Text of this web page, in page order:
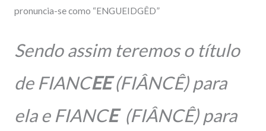
pronuncia-se como “ENGUEIDGÊD”
Sendo assim teremos o título
de FIANCEE(FIÂNCÊ) para
ela e FIANCE (FIÂNCÊ) para